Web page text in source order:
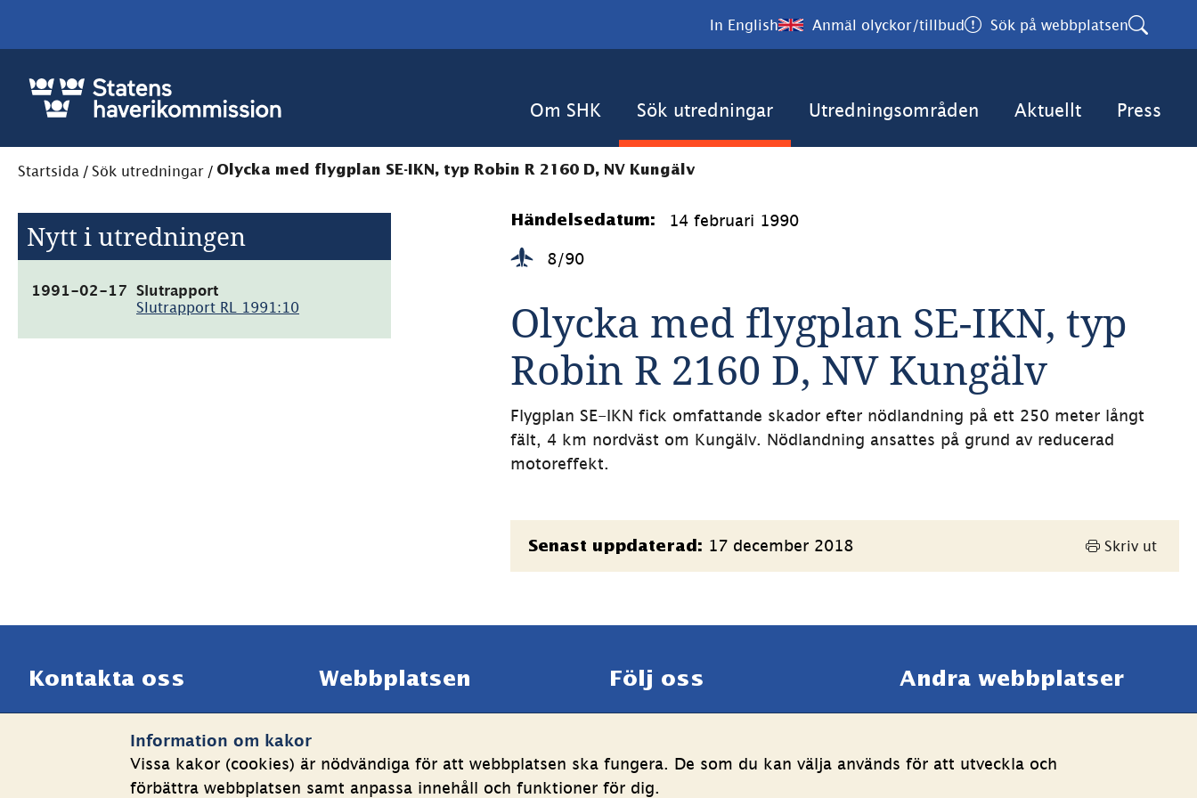
Information om kakor
Vissa kakor (cookies) är nödvändiga för att webbplatsen ska fungera. De som du kan välja används för att utveckla och
förbättra webbplatsen samt anpassa innehåll och funktioner för dig.
In English Anmäl olyckor/tillbud Sök på webbplatsen
Om SHK Sök utredningar Utredningsområden Aktuellt Press
Startsida / Sök utredningar / Olycka med flygplan SE-IKN, typ Robin R 2160 D, NV Kungälv
Nytt i utredningen
1991-02-17
Slutrapport
Slutrapport RL 1991:10
(pdf,
Händelsedatum: 14 februari 1990
8/90
Olycka med flygplan SE-IKN, typ
Robin R 2160 D, NV Kungälv
Flygplan SE-IKN fick omfattande skador efter nödlandning på ett 250 meter långt
fält, 4 km nordväst om Kungälv. Nödlandning ansattes på grund av reducerad
motoreffekt.
Sidinformation
Senast uppdaterad: 17 december 2018 Skriv ut
Kontakta oss
Telefon växel: 08-508 862
info@shk.se
Webbplatsen
Om kakor
Tillgänglighetsredogörelse
Följ oss
(länk
till
(länk
Andra webbplatser
Estoniawebb Länk till annan